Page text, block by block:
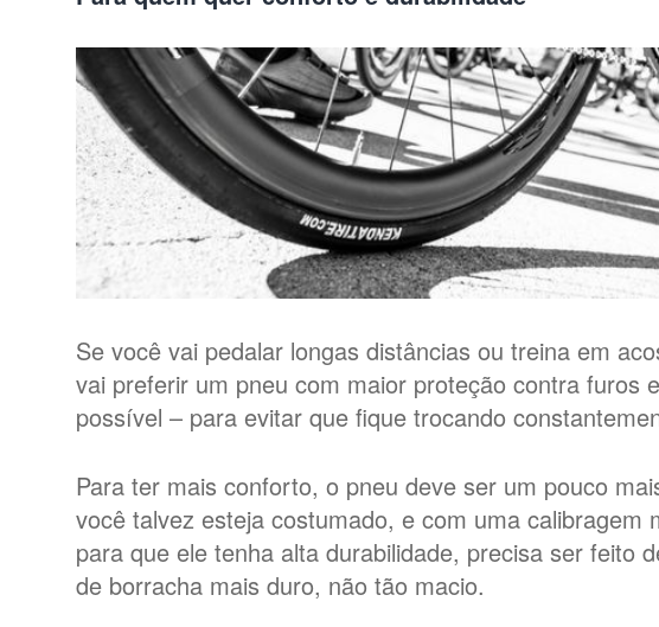
Se você vai pedalar longas distâncias ou treina em
vai preferir um pneu com maior proteção contra furos
possível – para evitar que fique trocando
Para ter mais conforto, o pneu deve ser um pouco
você talvez esteja costumado, e com uma calibragem
para que ele tenha alta durabilidade, precisa ser feito
de borracha mais duro, não tão macio.